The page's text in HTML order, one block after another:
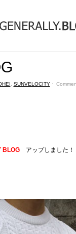
SUNVELOCITYˑ
BLOG アップしました！